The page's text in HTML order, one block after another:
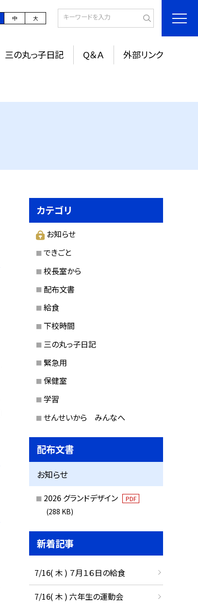
中 大
三の丸っ子日記 Q＆Ａ 外部リンク
カテゴリ
お知らせ
できごと
校長室から
配布文書
給食
下校時間
三の丸っ子日記
緊急用
保健室
学習
せんせいから みんなへ
配布文書
お知らせ
2026 グランドデザイン PDF
(288 KB)
新着記事
7/16( 木 ) ７月１６日の給食
7/16( 木 ) 六年生の運動会